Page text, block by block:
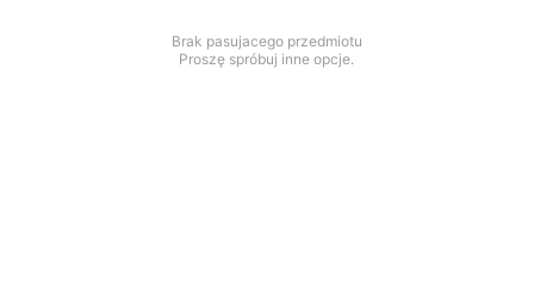
Brak pasujacego przedmiotu
Proszę spróbuj inne opcje.